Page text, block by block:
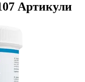
Артикули